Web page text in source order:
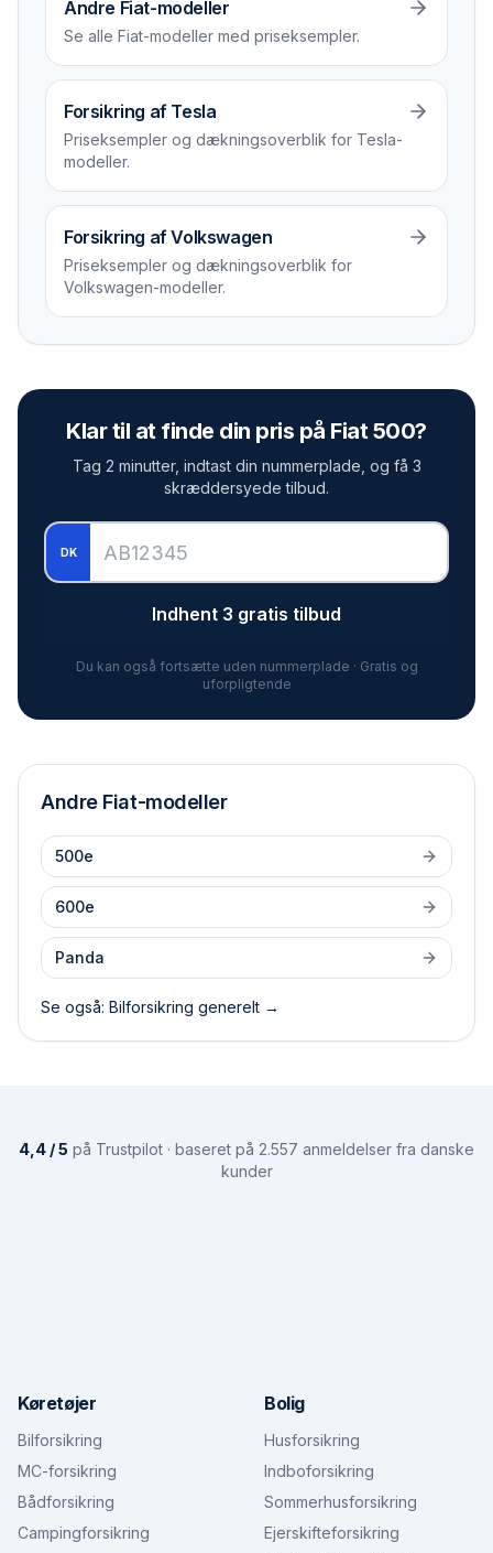
Andre Fiat-modeller
Se alle Fiat-modeller med priseksempler.
Forsikring af Tesla
Priseksempler og dækningsoverblik for Tesla-
modeller.
Forsikring af Volkswagen
Priseksempler og dækningsoverblik for
Volkswagen-modeller.
Klar til at finde din pris på Fiat 500?
Tag 2 minutter, indtast din nummerplade, og få 3
skræddersyede tilbud.
DK
Indhent 3 gratis tilbud
Du kan også fortsætte uden nummerplade · Gratis og
uforpligtende
Andre Fiat-modeller
500e
600e
Panda
Se også: Bilforsikring generelt →
4,4 / 5 på Trustpilot · baseret på 2.557 anmeldelser fra danske
kunder
Køretøjer
Bilforsikring
MC-forsikring
Bådforsikring
Campingforsikring
Bolig
Husforsikring
Indboforsikring
Sommerhusforsikring
Ejerskifteforsikring